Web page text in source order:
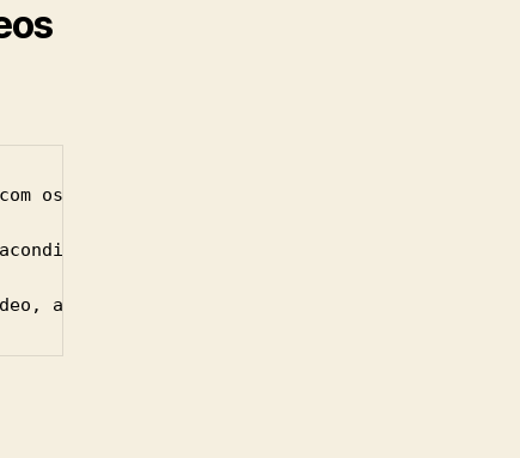
seus amigos e familiares. Os negativos e
é muito importante para a
as Bobines de Filme estão expostas aos